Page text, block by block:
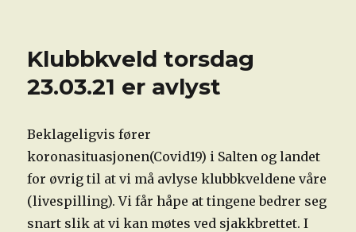
Klubbkveld torsdag
23.03.21 er avlyst
Beklageligvis fører
koronasituasjonen(Covid19) i Salten og landet
for øvrig til at vi må avlyse klubbkveldene våre
(livespilling). Vi får håpe at tingene bedrer seg
snart slik at vi kan møtes ved sjakkbrettet. I